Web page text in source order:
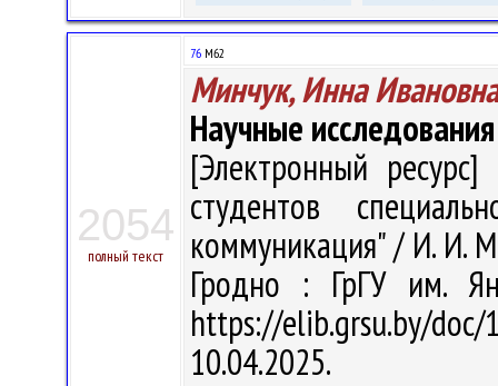
2054
полный текст
76 М62
Минчук, Инна Ивановна
Научные
[Электронный
студентов
коммуникация" / И. И.
Гродно : ГрГУ им.
https://elib.grsu.by/
10.04.2025.